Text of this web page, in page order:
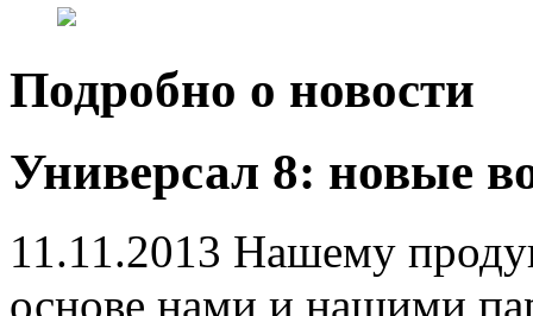
Подробно о новости
Универсал 8: новые
11.11.2013 Нашему
основе нами и нашими